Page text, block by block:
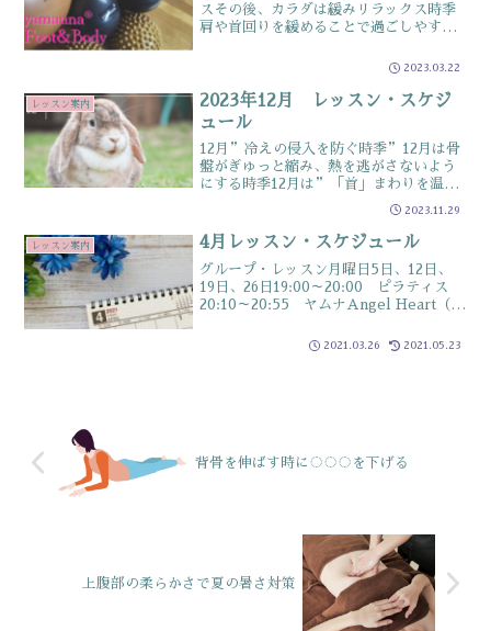
スその後、カラダは緩みリラックス時季
肩や首回りを緩めることで過ごしやすい
な人にオススメ ☑寒暖差で疲れている
を崩しやすい人 ☑首や...
2023.03.22
レッスン案内
2023年12月 レッスン・スケジ
ュール
12月”冷えの侵入を防ぐ時季”12月は骨
盤がぎゅっと縮み、熱を逃がさないよう
にする時季12月は”「首」まわりを温か
くしておく時季”何かと忙しい12月そん
な時は呼吸も浅くなっているので、気づ
いたら一旦深呼吸トイレに行ったタイミ
2023.11.29
レッスン案内 4月レッスン・スケジュール
グループ・レッスン月曜日5日、12日、
19日、26日19:00～20:00 ピラティス
20:10～20:55 ヤムナAngel Heart（リ
日、13日、20日、27日10:00～11:00 ピ
2021.03.26 2021.05.23
背骨を伸ばす時に◌◌◌を下げる
上腹部の柔らかさで夏の暑さ対策